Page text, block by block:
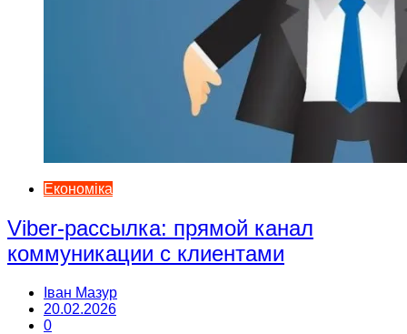
Економіка
Viber-рассылка: прямой канал
коммуникации с клиентами
Іван Мазур
20.02.2026
0